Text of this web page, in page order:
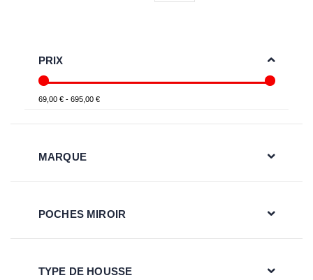
PRIX
69,00 € - 695,00 €
MARQUE
POCHES MIROIR
TYPE DE HOUSSE